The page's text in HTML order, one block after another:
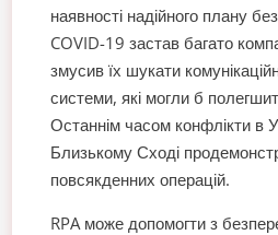
наявності надійного плану
COVID-19 застав багато
змусив їх шукати
системи, які могли б
Останнім часом конфлікти в
Близькому Сході
повсякденних операцій.
RPA може допомогти з